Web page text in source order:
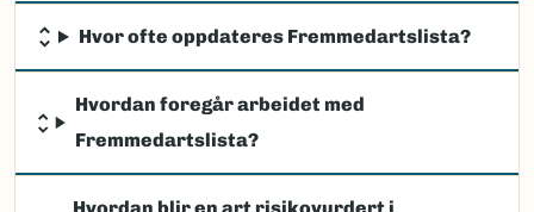
Hvor ofte oppdateres Fremmedartslista?
Hvordan foregår arbeidet med
Fremmedartslista?